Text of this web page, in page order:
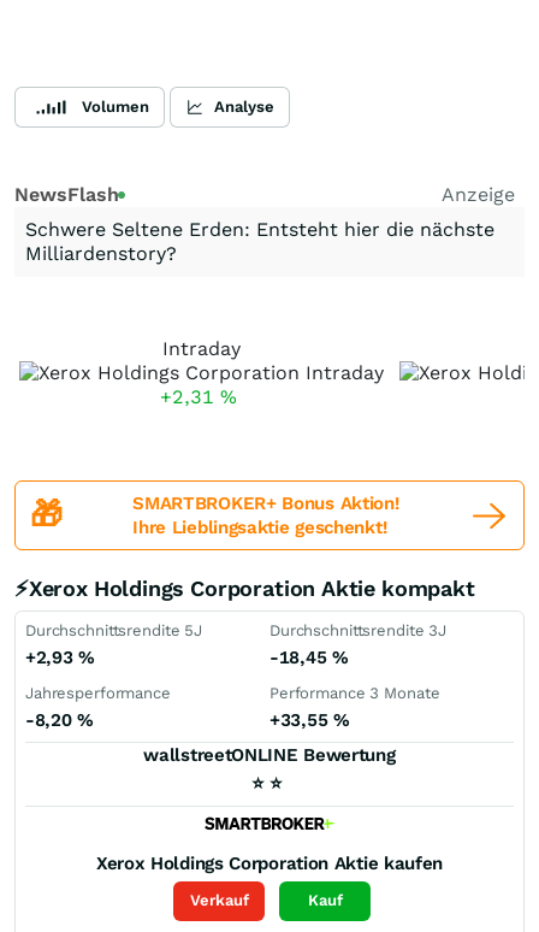
Volumen Analyse
NewsFlash
Anzeige
Schwere Seltene Erden: Entsteht hier die nächste
Milliardenstory?
Intraday
+2,31 %
🎁
SMARTBROKER+ Bonus Aktion!
Ihre Lieblingsaktie geschenkt!
⚡Xerox Holdings Corporation Aktie kompakt
Durchschnittsrendite 5J
+2,93%
Durchschnittsrendite 3J
-18,45 %
Jahresperformance
-8,20%
Performance 3 Monate
+33,55 %
wallstreetONLINE Bewertung
⭐ ⭐
Xerox Holdings Corporation Aktie kaufen
Verkauf Kauf